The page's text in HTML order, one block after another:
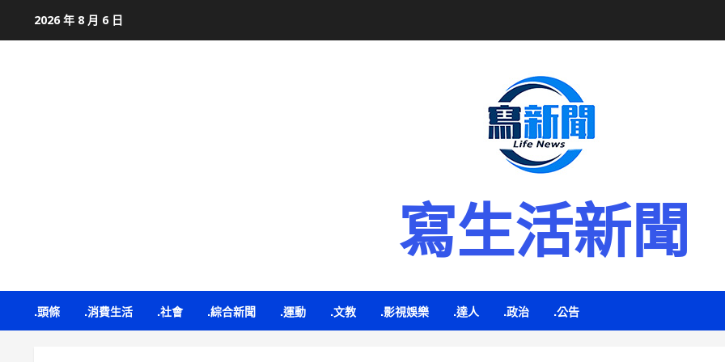
2026 年 8 月 6 日
寫生活新聞
.頭條 .消費生活 .社會 .綜合新聞 .運動 .文教 .影視娛樂 .達人 .政治 .公告